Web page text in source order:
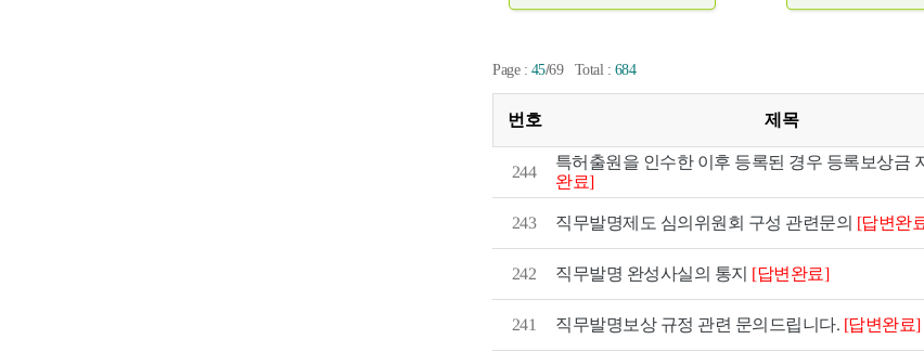
Page : 45/69 Total : 684
번호 제목
244
특허출원을 인수한 이후 등록된 경우 등록보상금
완료]
243 직무발명제도 심의위원회 구성 관련문의 [답변완
242 직무발명 완성사실의 통지 [답변완료]
241 직무발명보상 규정 관련 문의드립니다. [답변완료]